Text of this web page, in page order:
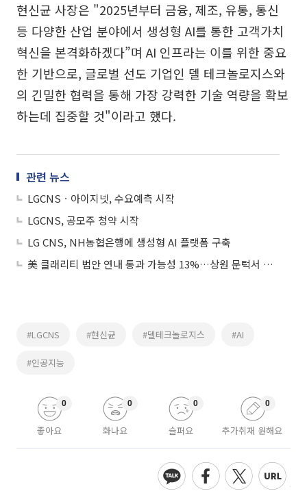
현신균 사장은 "2025년부터 금융, 제조, 유통, 통신
등 다양한 산업 분야에서 생성형 AI를 통한 고객가치
혁신을 본격화하겠다”며 AI 인프라는 이를 위한 중요
한 기반으로, 글로벌 선도 기업인 델 테크놀로지스와
의 긴밀한 협력을 통해 가장 강력한 기술 역량을 확보
하는데 집중할 것"이라고 했다.
관련 뉴스
LGCNSㆍ아이지넷, 수요예측 시작
LGCNS, 공모주 청약 시작
LG CNS, NH농협은행에 생성형 AI 플랫폼 구축
美 클래리티 법안 연내 통과 가능성 13%…상원 문턱서 제동
#LGCNS #현신균 #델테크놀로지스 #AI
#인공지능
좋아요
0
화나요
0
슬퍼요
0
추가취재 원해요
0